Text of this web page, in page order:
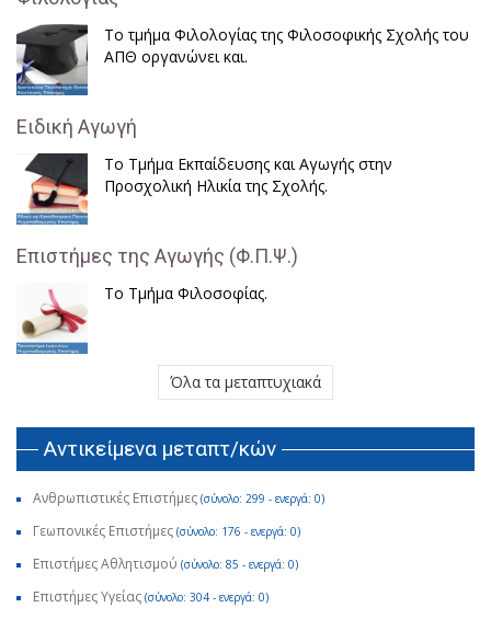
Το τμήμα Φιλολογίας της Φιλοσοφικής Σχολής του
ΑΠΘ οργανώνει και.
Ειδική Αγωγή
Το Τμήμα Εκπαίδευσης και Αγωγής στην
Προσχολική Ηλικία της Σχολής.
Επιστήμες της Αγωγής (Φ.Π.Ψ.)
Το Τμήμα Φιλοσοφίας.
Όλα τα μεταπτυχιακά
Αντικείμενα μεταπτ/κών
Ανθρωπιστικές Επιστήμες (σύνολο: 299 - ενεργά: 0)
Γεωπονικές Επιστήμες (σύνολο: 176 - ενεργά: 0)
Επιστήμες Αθλητισμού (σύνολο: 85 - ενεργά: 0)
Επιστήμες Υγείας (σύνολο: 304 - ενεργά: 0)